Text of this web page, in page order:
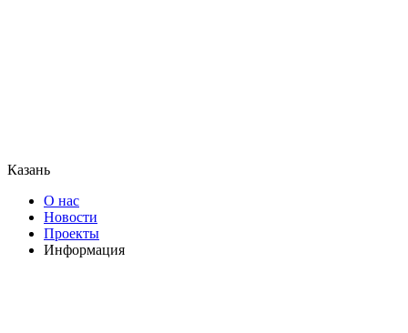
Казань
О нас
Новости
Проекты
Информация